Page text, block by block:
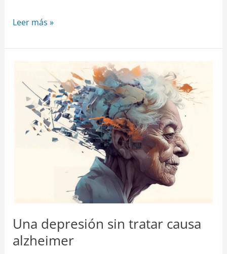
Leer más »
Una depresión sin tratar causa
alzheimer
depresión
tratar
causa